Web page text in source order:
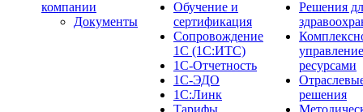
компании
Документы
Обучение и
сертификация
Сопровождение
1С (1С:ИТС)
1С-Отчетность
1С-ЭДО
1С:Линк
Тарифы
Решения
управление
ресурсами
решения